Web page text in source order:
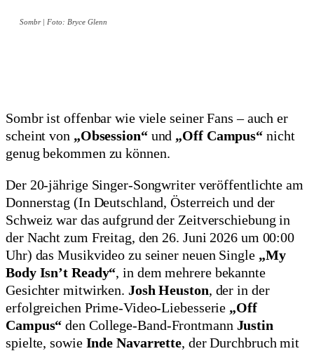
Sombr | Foto: Bryce Glenn
Sombr ist offenbar wie viele seiner Fans – auch er
scheint von „Obsession“und „Off Campus“ nicht
genug bekommen zu können.
Der 20-jährige Singer-Songwriter veröffentlichte am
Donnerstag (In Deutschland, Österreich und der
Schweiz war das aufgrund der Zeitverschiebung in
der Nacht zum Freitag, den 26. Juni 2026 um 00:00
Uhr) das Musikvideo zu seiner neuen Single „My
Body Isn’t Ready“, in dem mehrere bekannte
Gesichter mitwirken. Josh Heuston, der in der
erfolgreichen Prime-Video-Liebesserie „Off
Campus“ den College-Band-Frontmann Justin
spielte, sowie Inde Navarrette, der Durchbruch mit